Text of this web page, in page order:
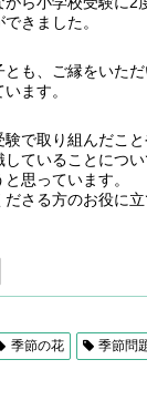
きました。
とも、ご縁をいた
ます。
験で取り組んだこ
していることにつ
思っています。
ださる方のお役に
季節の花 季節問